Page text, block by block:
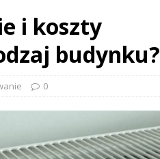
i koszty
budynku?
0